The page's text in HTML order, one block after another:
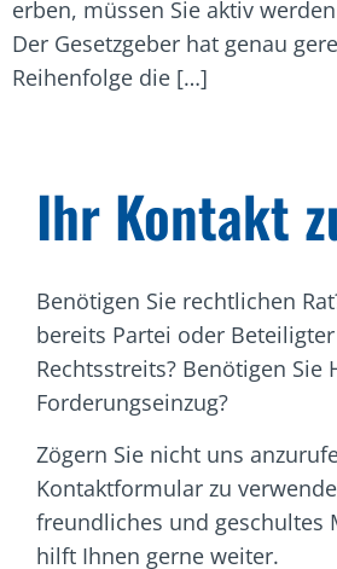
erben, müssen Sie aktiv
Der Gesetzgeber hat genau
Reihenfolge die […]
Ihr Kontakt
Benötigen Sie rechtlichen
bereits Partei oder
Rechtsstreits? Benötigen Sie
Forderungseinzug?
Zögern Sie nicht uns
Kontaktformular zu
freundliches und geschultes
hilft Ihnen gerne weiter.